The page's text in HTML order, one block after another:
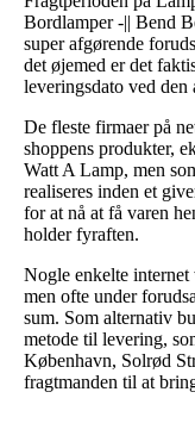
Bordlamper -|| Bend
super afgørende
det øjemed er det
leveringsdato ved den
De fleste firmaer på
shoppens produkter,
Watt A Lamp, men
realiseres inden et
for at nå at få varen
holder fyraften.
Nogle enkelte
men ofte under
sum. Som alternativ
metode til levering,
København, Solrød
fragtmanden til at